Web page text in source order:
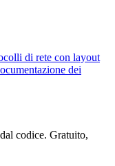
di rete con layout
dei
codice. Gratuito,